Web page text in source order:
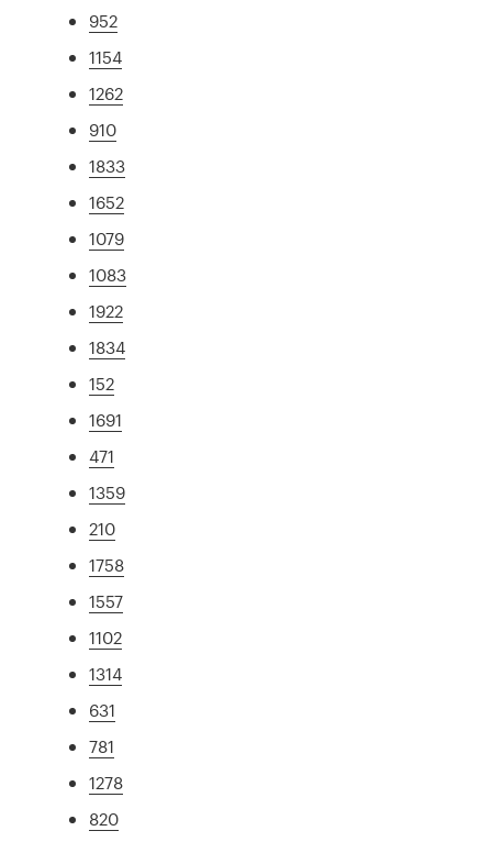
952
1154
1262
910
1833
1652
1079
1083
1922
1834
152
1691
471
1359
210
1758
1557
1102
1314
631
781
1278
820